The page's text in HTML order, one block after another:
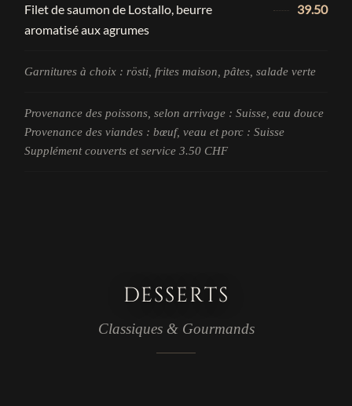
Filet de saumon de Lostallo, beurre
aromatisé aux agrumes
39.50
Garnitures à choix : rösti, frites maison, pâtes, salade verte
Provenance des poissons, selon arrivage : Suisse, eau douce
Provenance des viandes : bœuf, veau et porc : Suisse
Supplément couverts et service 3.50 CHF
DESSERTS
Classiques & Gourmands